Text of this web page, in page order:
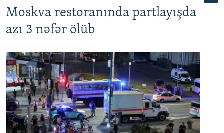
Moskva restoranında partlayışda
azı 3 nəfər ölüb